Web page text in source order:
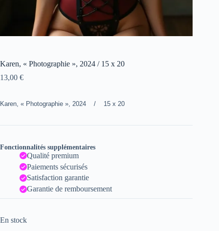
Karen, « Photographie », 2024 / 15 x 20
13,00 €
Karen, « Photographie », 2024 / 15 x 20
Fonctionnalités supplémentaires
Qualité premium
Paiements sécurisés
Satisfaction garantie
Garantie de remboursement
En stock